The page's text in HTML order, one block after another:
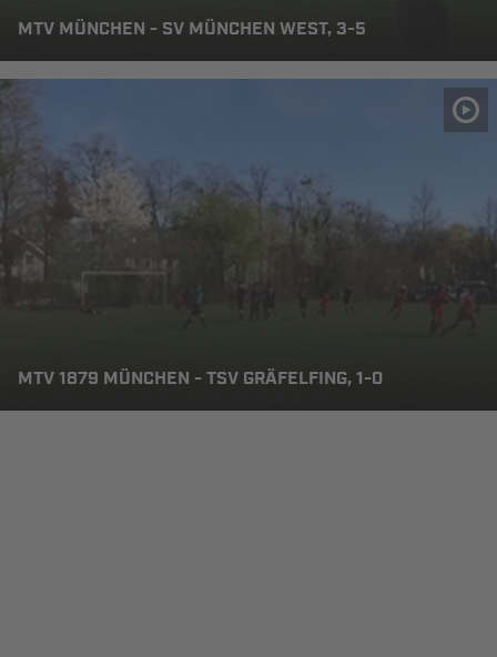
MTV MÜNCHEN - SV MÜNCHEN WEST, 3-5
MTV 1879 MÜNCHEN - TSV GRÄFELFING, 1-0